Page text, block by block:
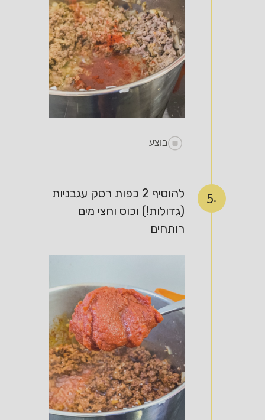
בוצע
5.
להוסיף 2 כפות רסק עגבניות
(גדולות!) וכוס וחצי מים
רותחים